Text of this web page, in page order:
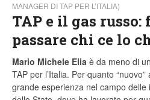
MANAGER DI TAP PER L’ITALIA)
TAP e il gas russo:
passare chi ce lo
Mario Michele Elia è da meno di
TAP per l’Italia. Per quanto
grande esperienza nel campo